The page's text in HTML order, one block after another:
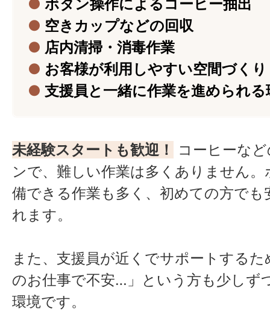
● ボタン操作によるコーヒー抽出
● 空きカップなどの回収
● 店内清掃・消毒作業
● お客様が利用しやすい空間づくり
● 支援員と一緒に作業を進められる
未経験スタートも歓迎！
コーヒーな
ンで、難しい作業は多くありません
備できる作業も多く、初めての方でも
れます。
また、支援員が近くでサポートする
のお仕事で不安…」という方も少しず
環境です。